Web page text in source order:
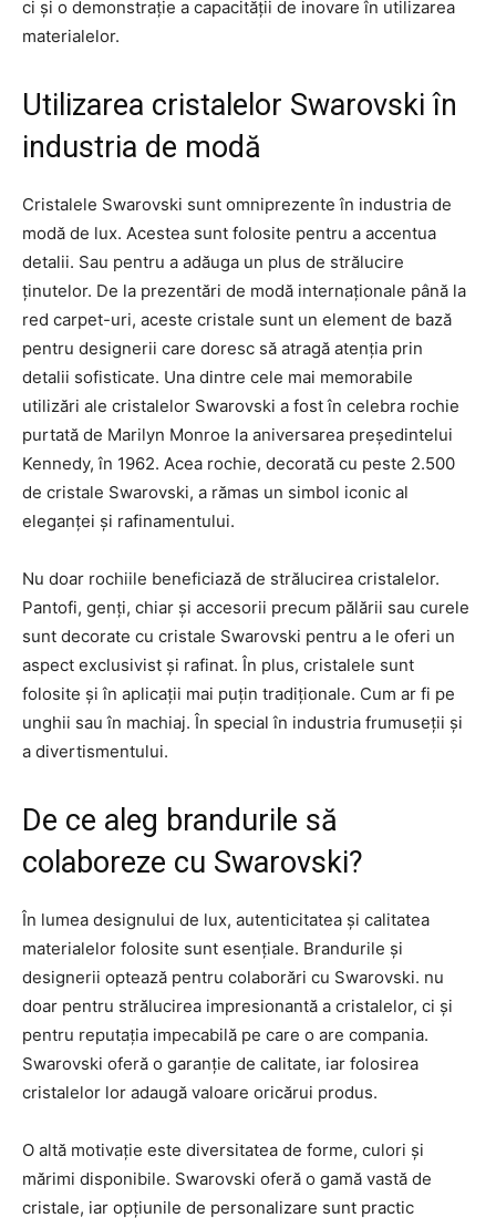
ci și o demonstrație a capacității de inovare în utilizarea
materialelor.
Utilizarea cristalelor Swarovski în
industria de modă
Cristalele Swarovski sunt omniprezente în industria de
modă de lux. Acestea sunt folosite pentru a accentua
detalii. Sau pentru a adăuga un plus de strălucire
ținutelor. De la prezentări de modă internaționale până la
red carpet-uri, aceste cristale sunt un element de bază
pentru designerii care doresc să atragă atenția prin
detalii sofisticate. Una dintre cele mai memorabile
utilizări ale cristalelor Swarovski a fost în celebra rochie
purtată de Marilyn Monroe la aniversarea președintelui
Kennedy, în 1962. Acea rochie, decorată cu peste 2.500
de cristale Swarovski, a rămas un simbol iconic al
eleganței și rafinamentului.
Nu doar rochiile beneficiază de strălucirea cristalelor.
Pantofi, genți, chiar și accesorii precum pălării sau curele
sunt decorate cu cristale Swarovski pentru a le oferi un
aspect exclusivist și rafinat. În plus, cristalele sunt
folosite și în aplicații mai puțin tradiționale. Cum ar fi pe
unghii sau în machiaj. În special în industria frumuseții și
a divertismentului.
De ce aleg brandurile să
colaboreze cu Swarovski?
În lumea designului de lux, autenticitatea și calitatea
materialelor folosite sunt esențiale. Brandurile și
designerii optează pentru colaborări cu Swarovski. nu
doar pentru strălucirea impresionantă a cristalelor, ci și
pentru reputația impecabilă pe care o are compania.
Swarovski oferă o garanție de calitate, iar folosirea
cristalelor lor adaugă valoare oricărui produs.
O altă motivație este diversitatea de forme, culori și
mărimi disponibile. Swarovski oferă o gamă vastă de
cristale, iar opțiunile de personalizare sunt practic